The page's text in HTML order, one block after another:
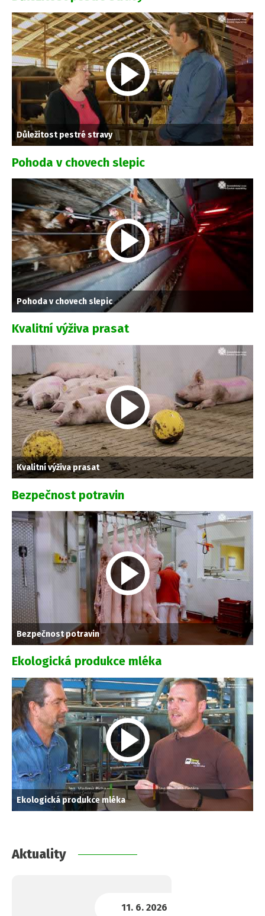
Důležitost pestré stravy
Pohoda v chovech slepic
Pohoda v chovech slepic
Kvalitní výživa prasat
Kvalitní výživa prasat
Bezpečnost potravin
Bezpečnost potravin
Ekologická produkce mléka
Ekologická produkce mléka
Aktuality